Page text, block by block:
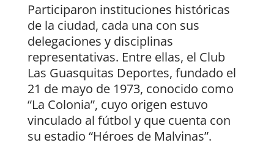
Participaron instituciones históricas
de la ciudad, cada una con sus
delegaciones y disciplinas
representativas. Entre ellas, el Club
Las Guasquitas Deportes, fundado el
21 de mayo de 1973, conocido como
“La Colonia”, cuyo origen estuvo
vinculado al fútbol y que cuenta con
su estadio “Héroes de Malvinas”.